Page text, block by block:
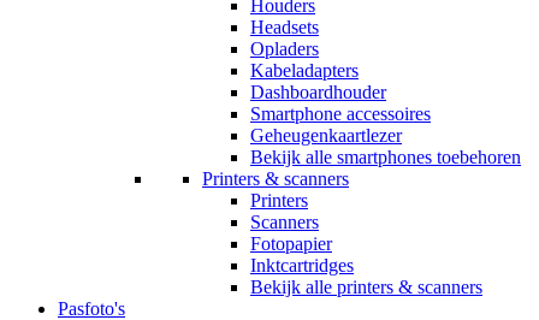
Houders
Headsets
Opladers
Kabeladapters
Dashboardhouder
Smartphone accessoires
Geheugenkaartlezer
Bekijk alle smartphones toebehoren
Printers & scanners
Printers
Scanners
Fotopapier
Inktcartridges
Bekijk alle printers & scanners
Pasfoto's